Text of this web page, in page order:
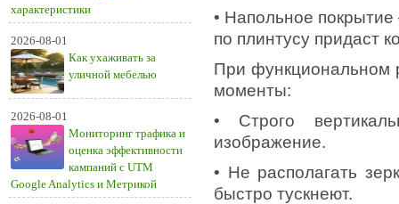
характеристики
2026-08-01
Как ухаживать за
уличной мебелью
2026-08-01
Мониторинг трафика и
оценка эффективности
кампаний с UTM
Google Analytics и Метрикой
• Напольное
по плинтусу придаст
При функциональном
моменты:
• Строго
изображение.
• Не располагать
быстро тускнеют.